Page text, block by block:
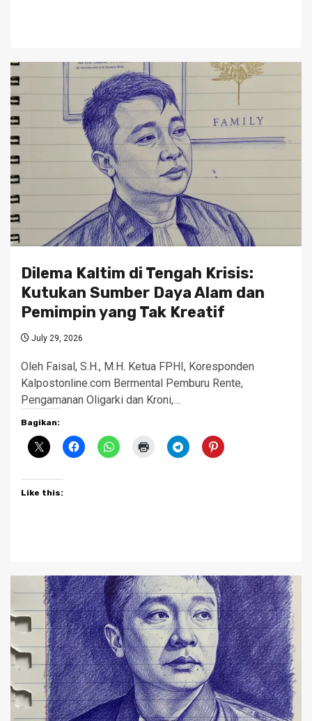
Dilema Kaltim di Tengah Krisis:
Kutukan Sumber Daya Alam dan
Pemimpin yang Tak Kreatif
July 29, 2026
Oleh Faisal, S.H., M.H. Ketua FPHI, Koresponden
Kalpostonline.com Bermental Pemburu Rente,
Pengamanan Oligarki dan Kroni,…
Bagikan:
Like this: